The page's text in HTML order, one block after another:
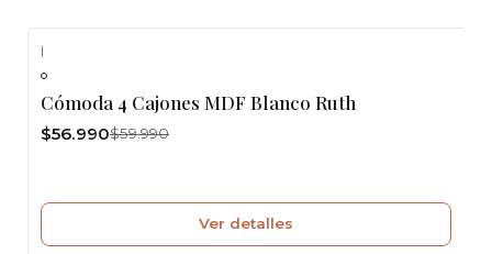
Agotado
|
Cómoda 4 Cajones MDF Blanco Ruth
$56.990$59.990
Ver detalles